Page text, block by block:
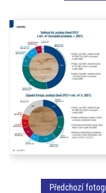
ProfiMag
Kontakt
Předchozí